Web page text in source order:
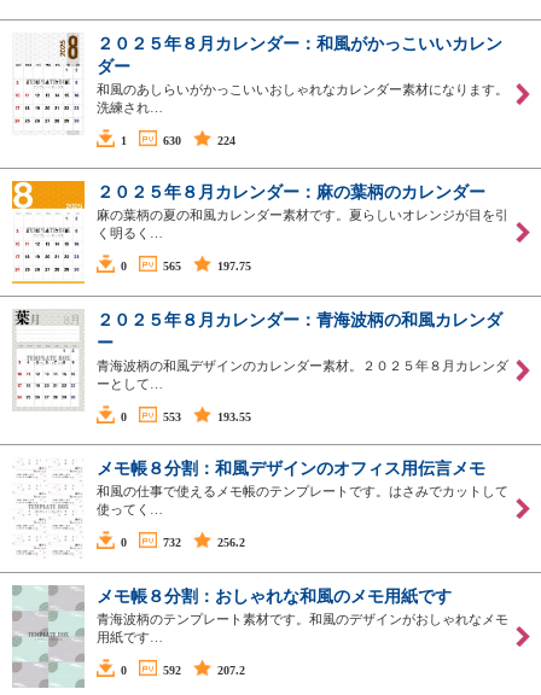
２０２５年８月カレンダー：和風がかっこいいカレン
ダー
和風のあしらいがかっこいいおしゃれなカレンダー素材になります。
洗練され…
1 630 224
２０２５年８月カレンダー：麻の葉柄のカレンダー
麻の葉柄の夏の和風カレンダー素材です。夏らしいオレンジが目を引
く明るく…
0 565 197.75
２０２５年８月カレンダー：青海波柄の和風カレンダ
ー
青海波柄の和風デザインのカレンダー素材。２０２５年８月カレンダ
ーとして…
0 553 193.55
メモ帳８分割：和風デザインのオフィス用伝言メモ
和風の仕事で使えるメモ帳のテンプレートです。はさみでカットして
使ってく…
0 732 256.2
メモ帳８分割：おしゃれな和風のメモ用紙です
青海波柄のテンプレート素材です。和風のデザインがおしゃれなメモ
用紙です…
0 592 207.2